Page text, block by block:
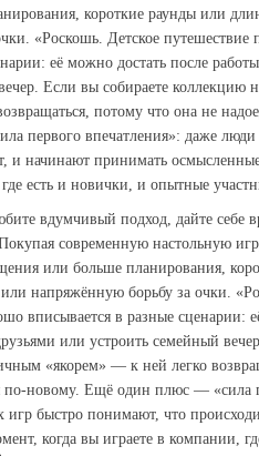
короткие раунды или
«Роскошь. Детское
её можно достать после
Если вы собираете коллекцию
потому что она не
первого впечатления»: даже
и начинают принимать
есть и новички, и опытные
вдумчивый подход, дайте себе
современную настольную
или больше планирования,
напряжённую борьбу за очки.
вписывается в разные сценарии:
или устроить семейный
«якорем» — к ней легко
по‑новому. Ещё один плюс — «сила
игр быстро понимают, что
когда вы играете в компании,